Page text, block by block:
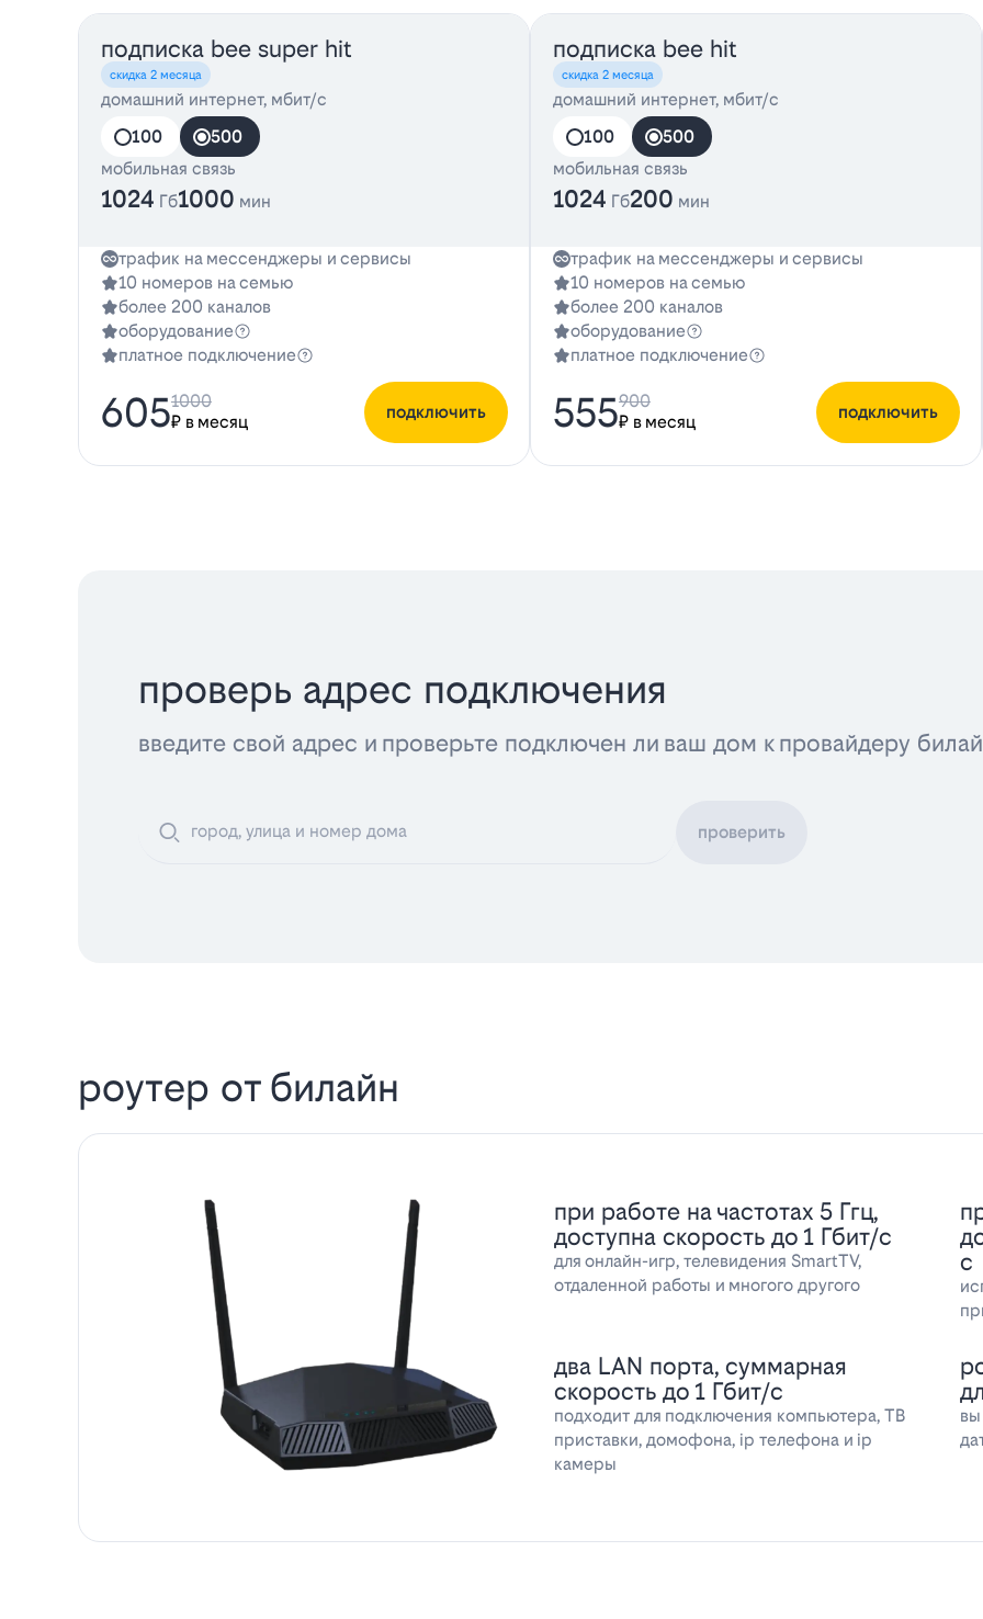
подписка bee super hit
скидка 2 месяца
домашний интернет, мбит/с
100
500
мобильная связь
1024 Гб1000 мин
трафик на мессенджеры и сервисы
10 номеров на семью
более 200 каналов
оборудование
платное подключение
605₽ в месяц
1000
подключить
подписка bee hit
скидка 2 месяца
домашний интернет, мбит/с
100
500
мобильная связь
1024 Гб200 мин
трафик на мессенджеры и сервисы
10 номеров на семью
более 200 каналов
оборудование
платное подключение
555₽ в месяц
900
подключить
проверь адрес подключения
введите свой адрес и проверьте подключен ли ваш дом к провайдеру
проверить
роутер от билайн
при работе на частотах 5 Ггц,
доступна скорость до 1 Гбит/с
для онлайн-игр, телевидения SmartTV,
отдаленной работы и многого другого
с
два LAN порта, суммарная
скорость до 1 Гбит/с
подходит для подключения компьютера, ТВ
приставки, домофона, ip телефона и ip
камеры